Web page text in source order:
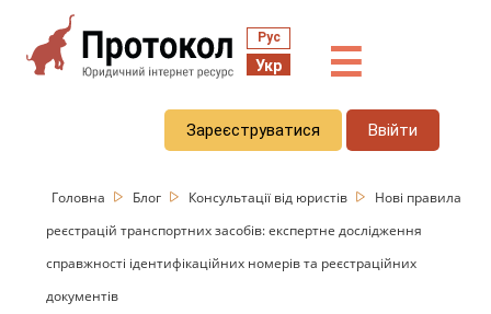
Рус
Укр ☰
Зареєструватися Ввійти
Головна Блог Консультації від юристів
Нові правила
реєстрацій транспортних засобів: експертне дослідження
справжності ідентифікаційних номерів та реєстраційних
документів